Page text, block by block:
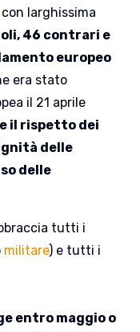
con larghissima
46 contrari e
europeo
era stato
il 21 aprile
il rispetto dei
delle
delle
tutti i
militare) e tutti i
entro maggio o